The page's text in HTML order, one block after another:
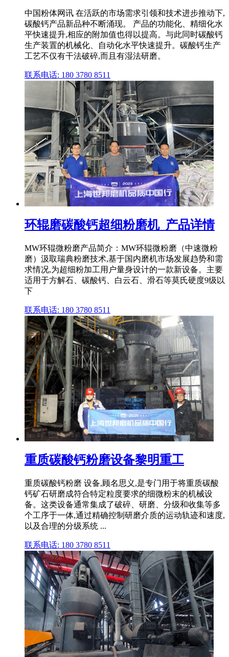
中国粉体网讯 在活跃的市场需求引领和技术进步推动下,
碳酸钙产品新品种不断涌现。 产品的功能化、精细化水
平快速提升,相应的附加值也得以提高。与此同时碳酸钙
生产装置的机械化、自动化水平快速提升。碳酸钙生产
工艺不仅有干法破碎,而且有湿法研磨。
联系电话: 180 3780 8511
环辊磨碳酸钙超细粉磨机_产品详情
MW环辊微粉磨产品简介：MW环辊微粉磨（中速微粉
磨）汲取瑞典粉磨技术,基于国内磨机市场发展趋势和需
求情况,为超细粉加工用户量身设计的一款新设备。主要
适用于方解石、碳酸钙、白云石、滑石等莫氏硬度9级以
下
联系电话: 180 3780 8511
重质碳酸钙粉磨设备黎明重工
重质碳酸钙粉磨 设备,顾名思义,是专门用于将重质碳酸
钙矿石研磨成符合特定粒度要求的细微粉末的机械设
备。这类设备通常集成了破碎、研磨、分级和收集等多
个工序于一体,通过精确控制研磨介质的运动轨迹和速度,
以及合理的分级系统 ...
联系电话: 180 3780 8511